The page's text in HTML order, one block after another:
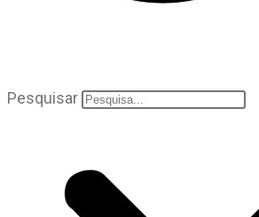
Pesquisar